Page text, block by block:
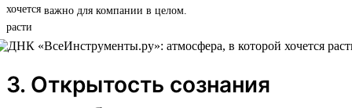
важно для компании в целом.
3. Открытость сознания